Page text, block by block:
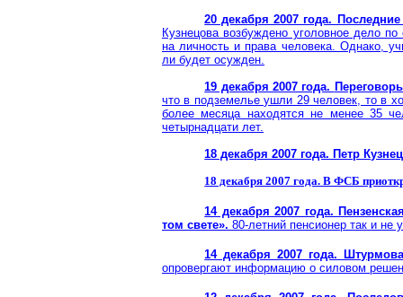
20 декабря 2007 года.
Кузнецова возбуждено уголовное дело
на личность и права человека. Однако,
ли будет осужден.
19 декабря 2007 года.
что в подземелье ушли 29 человек, то в
более месяца находятся не менее 35
четырнадцати лет.
18 декабря 2007 года. Петр
18 декабря 2007 года. В ФСБ
14 декабря 2007 года.
том свете». 80-летний пенсионер так и не
14 декабря 2007 года.
опровергают информацию о силовом